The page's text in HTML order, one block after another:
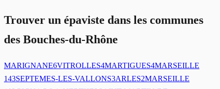
Trouver un épaviste dans les communes
des Bouches-du-Rhône
MARIGNANE6VITROLLES4MARTIGUES4MARSEILLE
143SEPTEMES-LES-VALLONS3ARLES2MARSEILLE